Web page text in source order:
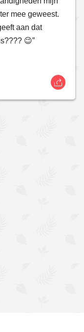
mee geweest.
aan dat
😉”